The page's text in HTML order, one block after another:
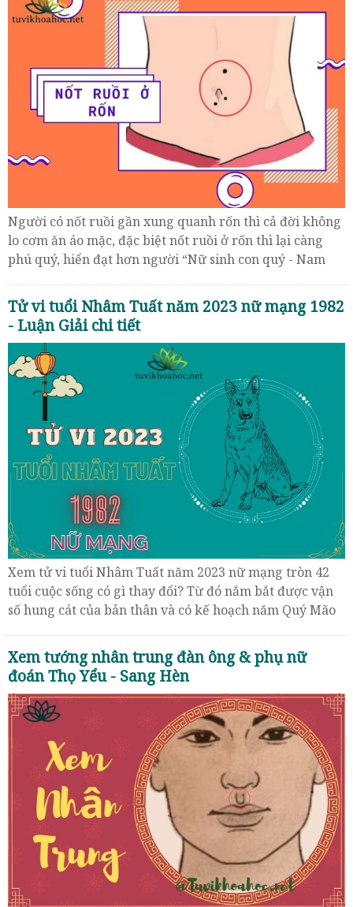
Người có nốt ruồi gần xung quanh rốn thì cả đời không
lo cơm ăn áo mặc, đặc biệt nốt ruồi ở rốn thì lại càng
phú quý, hiển đạt hơn người “Nữ sinh con quý - Nam
Tử vi tuổi Nhâm Tuất năm 2023 nữ mạng 1982
- Luận Giải chi tiết
Xem tử vi tuổi Nhâm Tuất năm 2023 nữ mạng tròn 42
tuổi cuộc sống có gì thay đổi? Từ đó nắm bắt được vận
số hung cát của bản thân và có kế hoạch năm Quý Mão
Xem tướng nhân trung đàn ông & phụ nữ
đoán Thọ Yểu - Sang Hèn